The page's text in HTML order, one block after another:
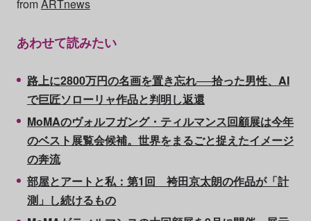
fromARTnews
あわせて読みたい
路上に2800万円の名画を置き忘れ──拾った男性、AI
で巨匠ソローリャ作品と判明し返還
MoMAのヴォルフガング・ティルマンス回顧展は今年
のベスト展覧会候補。世界をまるごと捉えたイメージ
の奔流
部屋とアートと私：第1回 袴田京太朗の作品が「計
測」し続けるもの